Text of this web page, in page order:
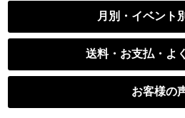
月別・イベント
送料・お支払・よ
お客様の